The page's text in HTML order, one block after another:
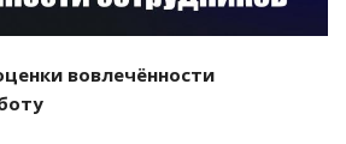
вовлечённости